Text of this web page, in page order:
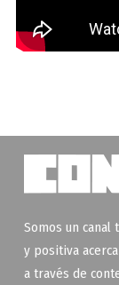
Somos un
y positiva
a través de